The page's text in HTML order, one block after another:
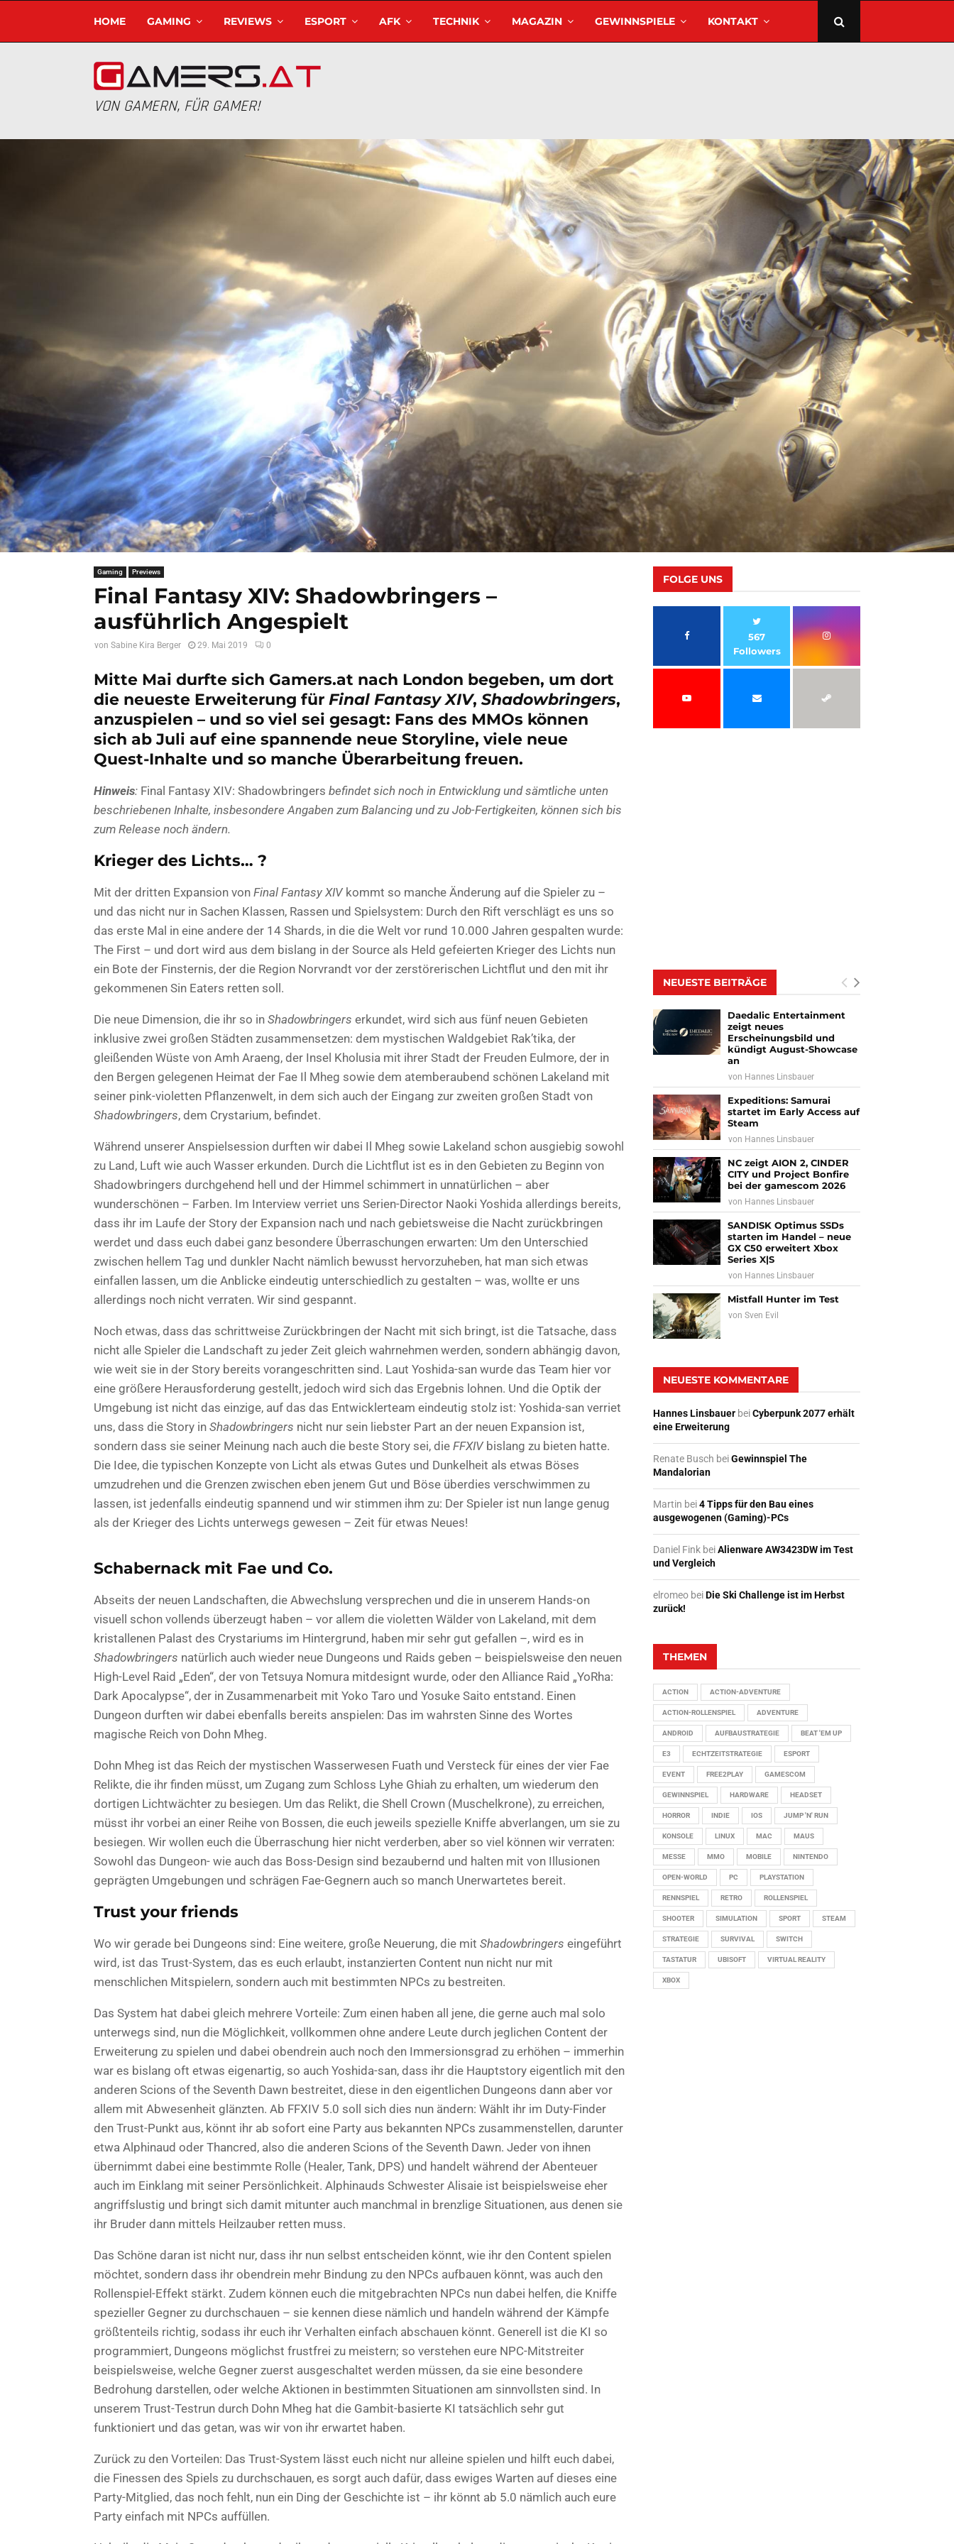
HOME GAMING REVIEWS ESPORT AFK TECHNIK MAGAZIN GEWINNSPIELE KONTAKT
VON GAMERN, FÜR GAMER!
Gaming Previews
Final Fantasy XIV: Shadowbringers –
ausführlich Angespielt
von Sabine Kira Berger 29. Mai 2019 0
Mitte Mai durfte sich Gamers.at nach London begeben, um dort
die neueste Erweiterung für Final Fantasy XIV, Shadowbringers,
anzuspielen – und so viel sei gesagt: Fans des MMOs können
sich ab Juli auf eine spannende neue Storyline, viele neue
Quest-Inhalte und so manche Überarbeitung freuen.
Hinweis: Final Fantasy XIV: Shadowbringers befindet sich noch in Entwicklung und sämtliche unten
beschriebenen Inhalte, insbesondere Angaben zum Balancing und zu Job-Fertigkeiten, können sich bis
zum Release noch ändern.
Krieger des Lichts… ?
Mit der dritten Expansion von Final Fantasy XIVkommt so manche Änderung auf die Spieler zu –
und das nicht nur in Sachen Klassen, Rassen und Spielsystem: Durch den Rift verschlägt es uns so
das erste Mal in eine andere der 14 Shards, in die die Welt vor rund 10.000 Jahren gespalten wurde:
The First – und dort wird aus dem bislang in der Source als Held gefeierten Krieger des Lichts nun
ein Bote der Finsternis, der die Region Norvrandt vor der zerstörerischen Lichtflut und den mit ihr
gekommenen Sin Eaters retten soll.
Die neue Dimension, die ihr so in Shadowbringers erkundet, wird sich aus fünf neuen Gebieten
inklusive zwei großen Städten zusammensetzen: dem mystischen Waldgebiet Rak’tika, der
gleißenden Wüste von Amh Araeng, der Insel Kholusia mit ihrer Stadt der Freuden Eulmore, der in
den Bergen gelegenen Heimat der Fae Il Mheg sowie dem atemberaubend schönen Lakeland mit
seiner pink-violetten Pflanzenwelt, in dem sich auch der Eingang zur zweiten großen Stadt von
Shadowbringers, dem Crystarium, befindet.
Während unserer Anspielsession durften wir dabei Il Mheg sowie Lakeland schon ausgiebig sowohl
zu Land, Luft wie auch Wasser erkunden. Durch die Lichtflut ist es in den Gebieten zu Beginn von
Shadowbringers durchgehend hell und der Himmel schimmert in unnatürlichen – aber
wunderschönen – Farben. Im Interview verriet uns Serien-Director Naoki Yoshida allerdings bereits,
dass ihr im Laufe der Story der Expansion nach und nach gebietsweise die Nacht zurückbringen
werdet und dass euch dabei ganz besondere Überraschungen erwarten: Um den Unterschied
zwischen hellem Tag und dunkler Nacht nämlich bewusst hervorzuheben, hat man sich etwas
einfallen lassen, um die Anblicke eindeutig unterschiedlich zu gestalten – was, wollte er uns
allerdings noch nicht verraten. Wir sind gespannt.
Noch etwas, dass das schrittweise Zurückbringen der Nacht mit sich bringt, ist die Tatsache, dass
nicht alle Spieler die Landschaft zu jeder Zeit gleich wahrnehmen werden, sondern abhängig davon,
wie weit sie in der Story bereits vorangeschritten sind. Laut Yoshida-san wurde das Team hier vor
eine größere Herausforderung gestellt, jedoch wird sich das Ergebnis lohnen. Und die Optik der
Umgebung ist nicht das einzige, auf das das Entwicklerteam eindeutig stolz ist: Yoshida-san verriet
uns, dass die Story in Shadowbringers nicht nur sein liebster Part an der neuen Expansion ist,
sondern dass sie seiner Meinung nach auch die beste Story sei, die FFXIVbislang zu bieten hatte.
Die Idee, die typischen Konzepte von Licht als etwas Gutes und Dunkelheit als etwas Böses
umzudrehen und die Grenzen zwischen eben jenem Gut und Böse überdies verschwimmen zu
lassen, ist jedenfalls eindeutig spannend und wir stimmen ihm zu: Der Spieler ist nun lange genug
als der Krieger des Lichts unterwegs gewesen – Zeit für etwas Neues!
Schabernack mit Fae und Co.
Abseits der neuen Landschaften, die Abwechslung versprechen und die in unserem Hands-on
visuell schon vollends überzeugt haben – vor allem die violetten Wälder von Lakeland, mit dem
kristallenen Palast des Crystariums im Hintergrund, haben mir sehr gut gefallen –, wird es in
Shadowbringers natürlich auch wieder neue Dungeons und Raids geben – beispielsweise den neuen
High-Level Raid „Eden“, der von Tetsuya Nomura mitdesignt wurde, oder den Alliance Raid „YoRha:
Dark Apocalypse“, der in Zusammenarbeit mit Yoko Taro und Yosuke Saito entstand. Einen
Dungeon durften wir dabei ebenfalls bereits anspielen: Das im wahrsten Sinne des Wortes
magische Reich von Dohn Mheg.
Dohn Mheg ist das Reich der mystischen Wasserwesen Fuath und Versteck für eines der vier Fae
Relikte, die ihr finden müsst, um Zugang zum Schloss Lyhe Ghiah zu erhalten, um wiederum den
dortigen Lichtwächter zu besiegen. Um das Relikt, die Shell Crown (Muschelkrone), zu erreichen,
müsst ihr vorbei an einer Reihe von Bossen, die euch jeweils spezielle Kniffe abverlangen, um sie zu
besiegen. Wir wollen euch die Überraschung hier nicht verderben, aber so viel können wir verraten:
Sowohl das Dungeon- wie auch das Boss-Design sind bezaubernd und halten mit von Illusionen
geprägten Umgebungen und schrägen Fae-Gegnern auch so manch Unerwartetes bereit.
Trust your friends
Wo wir gerade bei Dungeons sind: Eine weitere, große Neuerung, die mit Shadowbringers eingeführt
wird, ist das Trust-System, das es euch erlaubt, instanzierten Content nun nicht nur mit
menschlichen Mitspielern, sondern auch mit bestimmten NPCs zu bestreiten.
Das System hat dabei gleich mehrere Vorteile: Zum einen haben all jene, die gerne auch mal solo
unterwegs sind, nun die Möglichkeit, vollkommen ohne andere Leute durch jeglichen Content der
Erweiterung zu spielen und dabei obendrein auch noch den Immersionsgrad zu erhöhen – immerhin
war es bislang oft etwas eigenartig, so auch Yoshida-san, dass ihr die Hauptstory eigentlich mit den
anderen Scions of the Seventh Dawn bestreitet, diese in den eigentlichen Dungeons dann aber vor
allem mit Abwesenheit glänzten. Ab FFXIV 5.0 soll sich dies nun ändern: Wählt ihr im Duty-Finder
den Trust-Punkt aus, könnt ihr ab sofort eine Party aus bekannten NPCs zusammenstellen, darunter
etwa Alphinaud oder Thancred, also die anderen Scions of the Seventh Dawn. Jeder von ihnen
übernimmt dabei eine bestimmte Rolle (Healer, Tank, DPS) und handelt während der Abenteuer
auch im Einklang mit seiner Persönlichkeit. Alphinauds Schwester Alisaie ist beispielsweise eher
angriffslustig und bringt sich damit mitunter auch manchmal in brenzlige Situationen, aus denen sie
ihr Bruder dann mittels Heilzauber retten muss.
Das Schöne daran ist nicht nur, dass ihr nun selbst entscheiden könnt, wie ihr den Content spielen
möchtet, sondern dass ihr obendrein mehr Bindung zu den NPCs aufbauen könnt, was auch den
Rollenspiel-Effekt stärkt. Zudem können euch die mitgebrachten NPCs nun dabei helfen, die Kniffe
spezieller Gegner zu durchschauen – sie kennen diese nämlich und handeln während der Kämpfe
größtenteils richtig, sodass ihr euch ihr Verhalten einfach abschauen könnt. Generell ist die KI so
programmiert, Dungeons möglichst frustfrei zu meistern; so verstehen eure NPC-Mitstreiter
beispielsweise, welche Gegner zuerst ausgeschaltet werden müssen, da sie eine besondere
Bedrohung darstellen, oder welche Aktionen in bestimmten Situationen am sinnvollsten sind. In
unserem Trust-Testrun durch Dohn Mheg hat die Gambit-basierte KI tatsächlich sehr gut
funktioniert und das getan, was wir von ihr erwartet haben.
Zurück zu den Vorteilen: Das Trust-System lässt euch nicht nur alleine spielen und hilft euch dabei,
die Finessen des Spiels zu durchschauen, es sorgt auch dafür, dass ewiges Warten auf dieses eine
Party-Mitglied, das noch fehlt, nun ein Ding der Geschichte ist – ihr könnt ab 5.0 nämlich auch eure
Party einfach mit NPCs auffüllen.
FOLGE UNS
567
Followers
NEUESTE BEITRÄGE
Daedalic Entertainment
zeigt neues
Erscheinungsbild und
kündigt August-Showcase
an
von Hannes Linsbauer
Expeditions: Samurai
startet im Early Access auf
Steam
von Hannes Linsbauer
NC zeigt AION 2, CINDER
CITY und Project Bonfire
bei der gamescom 2026
von Hannes Linsbauer
SANDISK Optimus SSDs
starten im Handel – neue
GX C50 erweitert Xbox
Series X|S
von Hannes Linsbauer
Mistfall Hunter im Test
vonSven Evil
NEUESTE KOMMENTARE
Hannes Linsbauer beiCyberpunk 2077 erhält
eine Erweiterung
Renate Busch beiGewinnspiel The
Mandalorian
Martin bei4 Tipps für den Bau eines
ausgewogenen (Gaming)-PCs
Daniel Fink beiAlienware AW3423DW im Test
und Vergleich
elromeo beiDie Ski Challenge ist im Herbst
zurück!
THEMEN
ACTION ACTION-ADVENTURE
ACTION-ROLLENSPIEL ADVENTURE
ANDROID AUFBAUSTRATEGIE BEAT 'EM UP
E3 ECHTZEITSTRATEGIE ESPORT
EVENT FREE2PLAY GAMESCOM
GEWINNSPIEL HARDWARE HEADSET
HORROR INDIE IOS JUMP 'N' RUN
KONSOLE LINUX MAC MAUS
MESSE MMO MOBILE NINTENDO
OPEN-WORLD PC PLAYSTATION
RENNSPIEL RETRO ROLLENSPIEL
SHOOTER SIMULATION SPORT STEAM
STRATEGIE SURVIVAL SWITCH
TASTATUR UBISOFT VIRTUAL REALITY
XBOX